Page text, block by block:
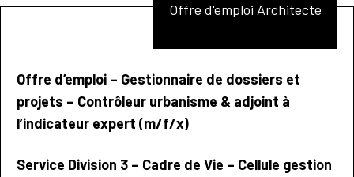
Offre d'emploi Architecte
Offre d’emploi – Gestionnaire de dossiers et
projets – Contrôleur urbanisme & adjoint à
l’indicateur expert (m/f/x)
Service Division 3 – Cadre de Vie – Cellule gestion